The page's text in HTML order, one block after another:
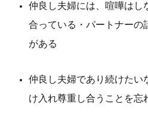
仲良し夫婦には、喧嘩はし
合っている・パートナーの
がある
仲良し夫婦であり続けたい
け入れ尊重し合うことを忘